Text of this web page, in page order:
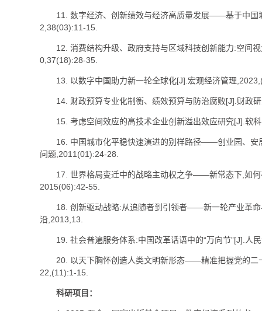
11. 数字经济、创新绩效与经济高质量发展——基于中国
2,38(03):11-15.
12. 消费结构升级、政府支持与区域科技创新能力:空间
0,37(18):28-35.
13. 以数字中国助力新一轮全球化[J].宏观经济管理
14. 财政预算专业化制衡、绩效预算与防治腐败[J].财政
15. 考虑空间效应的高技术企业创新溢出效应研究[J].软
16. 中国城市化平稳快速演进的别样路径——创业园、安
问题,2011(01):24-28.
17. 世界格局变迁中的战略主动权之争——新常态下,如何
2015(06):42-55.
18. 创新驱动战略:从追随者到引领者——新一轮产业革命
沿,2013,13.
19. 社会普遍服务体系:中国改革话语中的“万向节”[J].人
20. 以天下胸怀创造人类文明新形态——精准把握党的二
22,(11):1-15.
科研项目：